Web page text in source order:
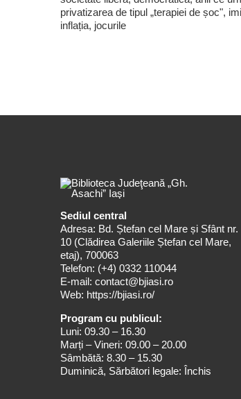
privatizarea de tipul „terapiei de șoc",
inflația, jocurile
Sediul central
Adresa: Bd. Ștefan cel Mare și Sfânt nr.
10 (Clădirea Galeriile Ștefan cel Mare,
etaj), 700063
Telefon: (+4) 0332 110044
E-mail: contact@bjiasi.ro
Web: https://bjiasi.ro/
Program cu publicul:
Luni: 09.30 – 16.30
Marți – Vineri: 09.00 – 20.00
Sâmbătă: 8.30 – 15.30
Duminică, Sărbători legale: Închis